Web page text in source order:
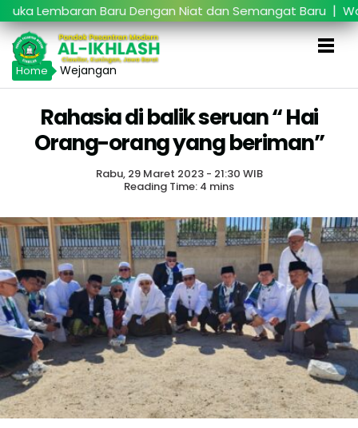
Lembaran Baru Dengan Niat dan Semangat Baru |
Home Wejangan
Rahasia di balik seruan “ Hai
Orang-orang yang beriman”
Rabu, 29 Maret 2023 - 21:30 WIB
Reading Time: 4 mins